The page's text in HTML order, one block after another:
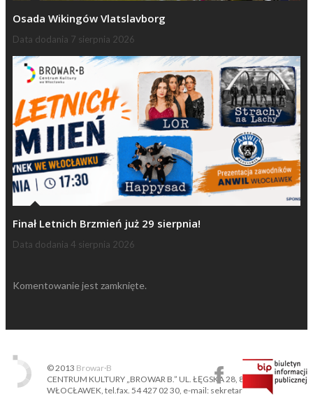
Osada Wikingów Vlatslavborg
Data dodania 7 sierpnia 2026
Finał Letnich Brzmień już 29 sierpnia!
Data dodania 4 sierpnia 2026
Komentowanie jest zamknięte.
© 2013 Browar·B
CENTRUM KULTURY „BROWAR B.” UL. ŁĘGSKA 28, 87-800
WŁOCŁAWEK, tel.fax. 54 427 02 30, e-mail: sekretariat@ckbb.pl